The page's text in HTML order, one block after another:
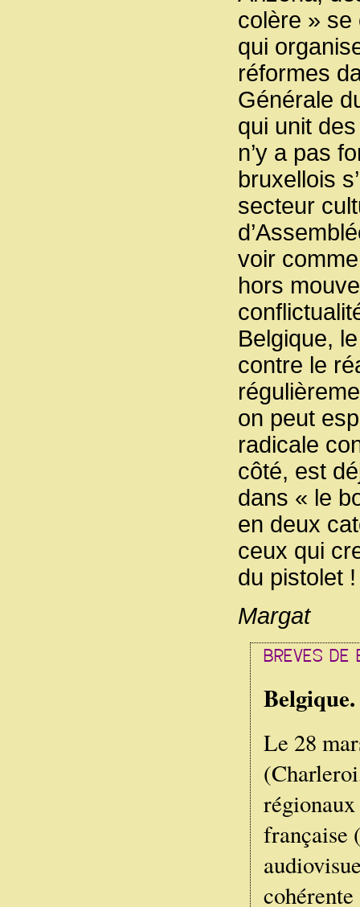
colère » se
qui
réformes
Générale
qui unit
n’y a pas
bruxellois
secteur
voir
hors
Belgique,
contre le
on peut
radicale
côté, est
dans « le
en deux
ceux qui
du pistolet !
Margat
Le 28
française